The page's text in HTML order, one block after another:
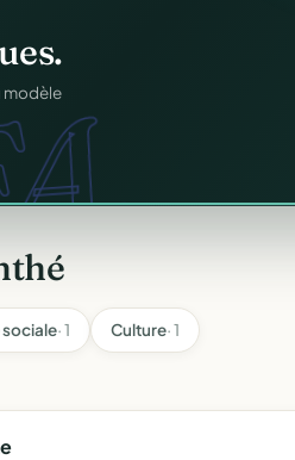
modèle
fini les
sociale· 1 Culture· 1